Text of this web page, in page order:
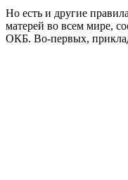
Но есть и другие
матерей во всем мире,
ОКБ. Во-первых,